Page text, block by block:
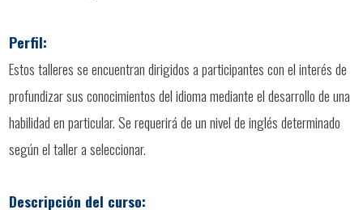
Perfil:
Estos talleres se encuentran dirigidos a participantes con el interés de
profundizar sus conocimientos del idioma mediante el desarrollo de una
habilidad en particular. Se requerirá de un nivel de inglés determinado
según el taller a seleccionar.
Descripción del curso: